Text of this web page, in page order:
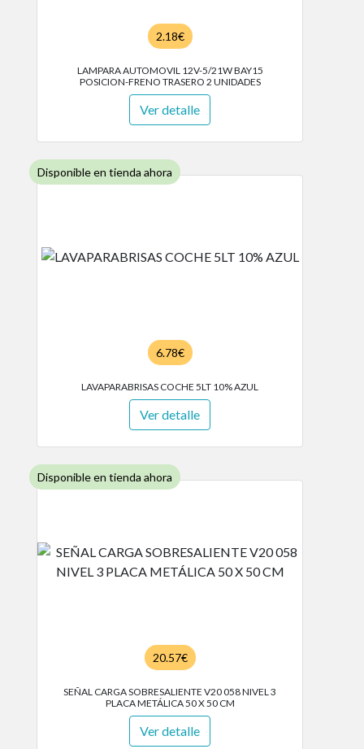
2.18€
LAMPARA AUTOMOVIL 12V-5/21W BAY15
POSICION-FRENO TRASERO 2 UNIDADES
Ver detalle
Disponible en tienda ahora
6.78€
LAVAPARABRISAS COCHE 5LT 10% AZUL
Ver detalle
Disponible en tienda ahora
20.57€
SEÑAL CARGA SOBRESALIENTE V20 058 NIVEL 3
PLACA METÁLICA 50 X 50 CM
Ver detalle